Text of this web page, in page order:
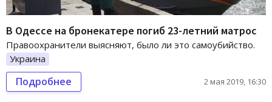
В Одессе на бронекатере погиб 23-летний матрос
Правоохранители выясняют, было ли это самоубийство.
Украина
Подробнее 2 мая 2019, 16:30